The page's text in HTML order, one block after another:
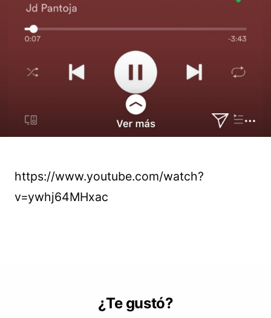
https://www.youtube.com/watch?
v=ywhj64MHxac
¿Te gustó?